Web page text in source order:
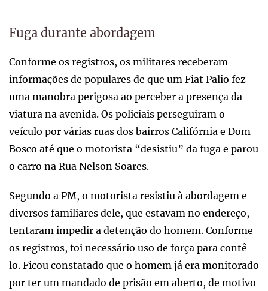
Fuga durante abordagem
Conforme os registros, os militares receberam
informações de populares de que um Fiat Palio fez
uma manobra perigosa ao perceber a presença da
viatura na avenida. Os policiais perseguiram o
veículo por várias ruas dos bairros Califórnia e Dom
Bosco até que o motorista “desistiu” da fuga e parou
o carro na Rua Nelson Soares.
Segundo a PM, o motorista resistiu à abordagem e
diversos familiares dele, que estavam no endereço,
tentaram impedir a detenção do homem. Conforme
os registros, foi necessário uso de força para contê-
lo. Ficou constatado que o homem já era monitorado
por ter um mandado de prisão em aberto, de motivo